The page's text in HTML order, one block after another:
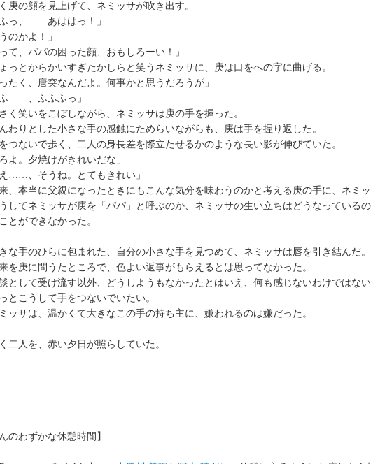
庚の顔を見上げて、ネミッサが吹き出す。
ふっ、……あははっ！」
のかよ！」
って、パパの困った顔、おもしろーい！」
っとからかいすぎたかしらと笑うネミッサに、庚は口をへの字に曲げる。
ったく、唐突なんだよ。何事かと思うだろうが」
ふ……、ふふふっ」
く笑いをこぼしながら、ネミッサは庚の手を握った。
わりとした小さな手の感触にためらいながらも、庚は手を握り返した。
つないで歩く、二人の身長差を際立たせるかのような長い影が伸びていた。
ろよ。夕焼けがきれいだな」
え……、そうね。とてもきれい」
、本当に父親になったときにもこんな気分を味わうのかと考える庚の手に、ネミッ
してネミッサが庚を「パパ」と呼ぶのか、ネミッサの生い立ちはどうなっている
とができなかった。
な手のひらに包まれた、自分の小さな手を見つめて、ネミッサは唇を引き結んだ。
を庚に問うたところで、色よい返事がもらえるとは思ってなかった。
として受け流す以外、どうしようもなかったとはいえ、何も感じないわけではない
とこうして手をつないでいたい。
ッサは、温かくて大きなこの手の持ち主に、嫌われるのは嫌だった。
二人を、赤い夕日が照らしていた。
んのわずかな休憩時間】